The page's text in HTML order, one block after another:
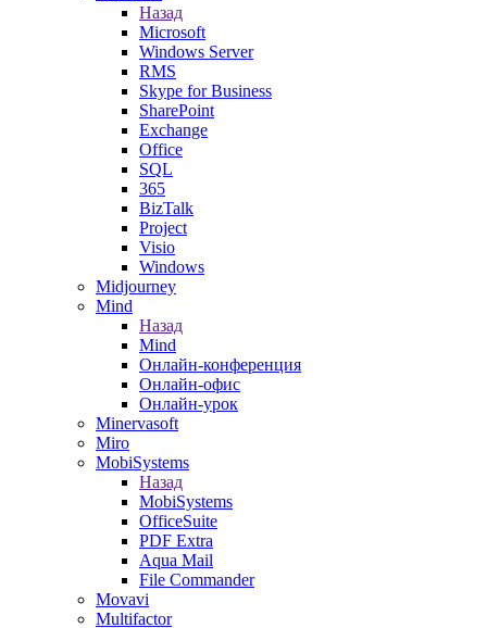
Назад
Microsoft
Windows Server
RMS
Skype for Business
SharePoint
Exchange
Office
SQL
365
BizTalk
Project
Visio
Windows
Midjourney
Mind
Назад
Mind
Онлайн-конференция
Онлайн-офис
Онлайн-урок
Minervasoft
Miro
MobiSystems
Назад
MobiSystems
OfficeSuite
PDF Extra
Aqua Mail
File Commander
Movavi
Multifactor